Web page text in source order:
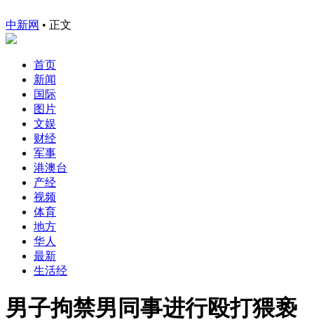
中新网 • 正文
首页
新闻
国际
图片
文娱
财经
军事
港澳台
产经
视频
体育
地方
华人
最新
生活经
男子拘禁男同事进行殴打猥亵